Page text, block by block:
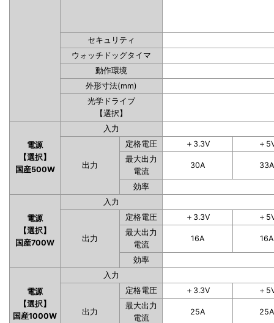
セキュリティ
ウォッチドッグタイマ
動作環境
外形寸法(mm)
光学ドライブ
【選択】
電源
【選択】
国産500W
入力
出力
定格電圧 ＋3.3V
＋
最大出力
電流
30A 33A
効率
電源
【選択】
国産700W
入力
出力
定格電圧 ＋3.3V
＋
最大出力
電流
16A 16A
効率
電源
【選択】
国産1000W
入力
出力
定格電圧 ＋3.3V
＋
最大出力
電流
25A 25A